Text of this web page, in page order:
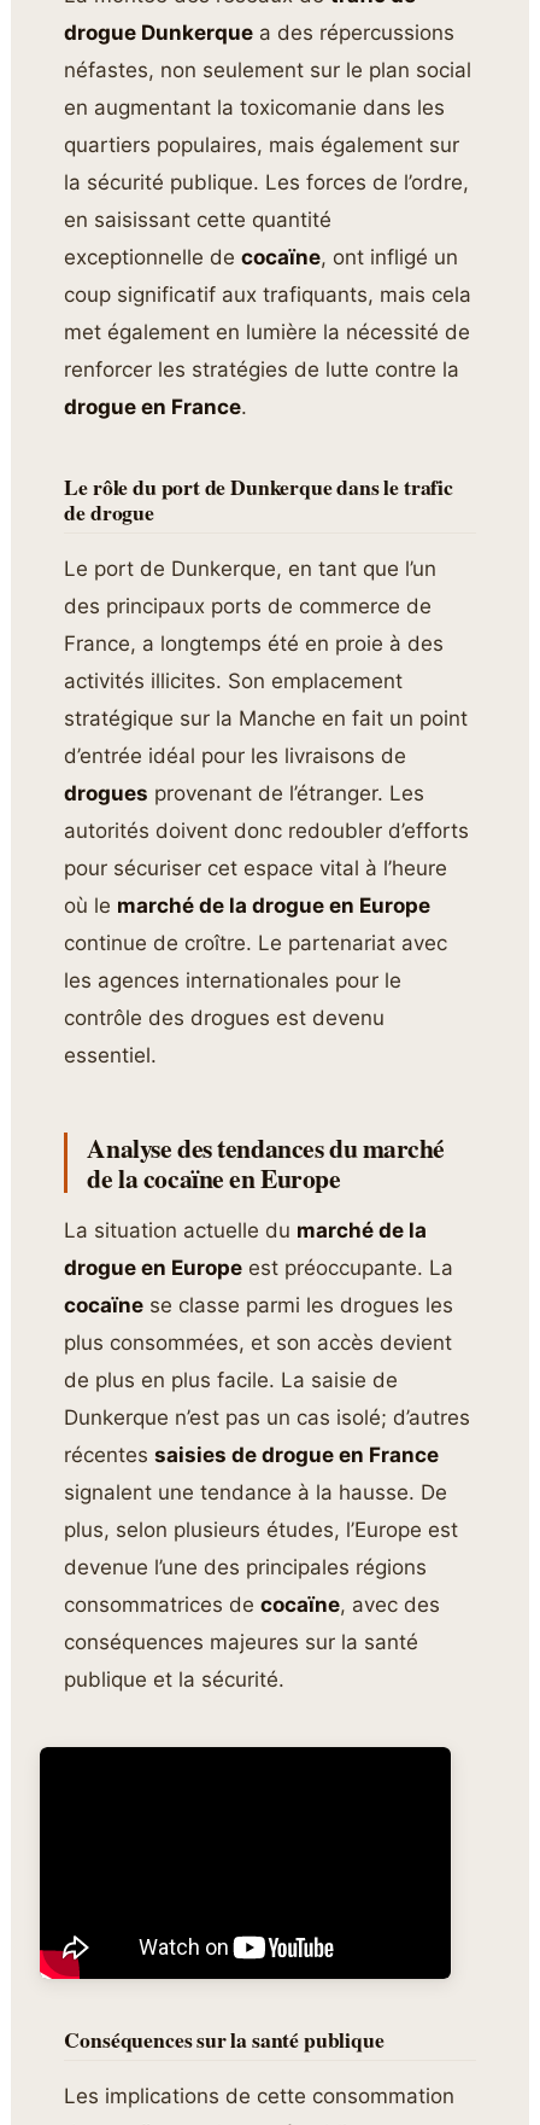
drogue Dunkerque a des répercussions
néfastes, non seulement sur le plan social
en augmentant la toxicomanie dans les
quartiers populaires, mais également sur
la sécurité publique. Les forces de l’ordre,
en saisissant cette quantité
exceptionnelle decocaïne, ont infligé un
coup significatif aux trafiquants, mais cela
met également en lumière la nécessité de
renforcer les stratégies de lutte contre la
drogue en France.
Le rôle du port de Dunkerque dans le trafic
de drogue
Le port de Dunkerque, en tant que l’un
des principaux ports de commerce de
France, a longtemps été en proie à des
activités illicites. Son emplacement
stratégique sur la Manche en fait un point
d’entrée idéal pour les livraisons de
drogues provenant de l’étranger. Les
autorités doivent donc redoubler d’efforts
pour sécuriser cet espace vital à l’heure
où le marché de la drogue en Europe
continue de croître. Le partenariat avec
les agences internationales pour le
contrôle des drogues est devenu
essentiel.
Analyse des tendances du marché
de la cocaïne en Europe
La situation actuelle du marché de la
drogue en Europe est préoccupante. La
cocaïne se classe parmi les drogues les
plus consommées, et son accès devient
de plus en plus facile. La saisie de
Dunkerque n’est pas un cas isolé; d’autres
récentessaisies de drogue en France
signalent une tendance à la hausse. De
plus, selon plusieurs études, l’Europe est
devenue l’une des principales régions
consommatrices decocaïne, avec des
conséquences majeures sur la santé
publique et la sécurité.
Conséquences sur la santé publique
Les implications de cette consommation